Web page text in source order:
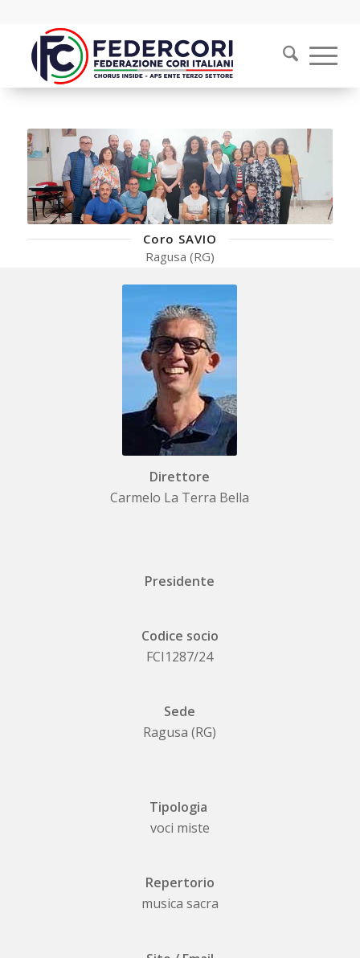
Coro SAVIO
Ragusa (RG)
Direttore
Carmelo La Terra Bella
Presidente
Codice socio
FCI1287/24
Sede
Ragusa (RG)
Tipologia
voci miste
Repertorio
musica sacra